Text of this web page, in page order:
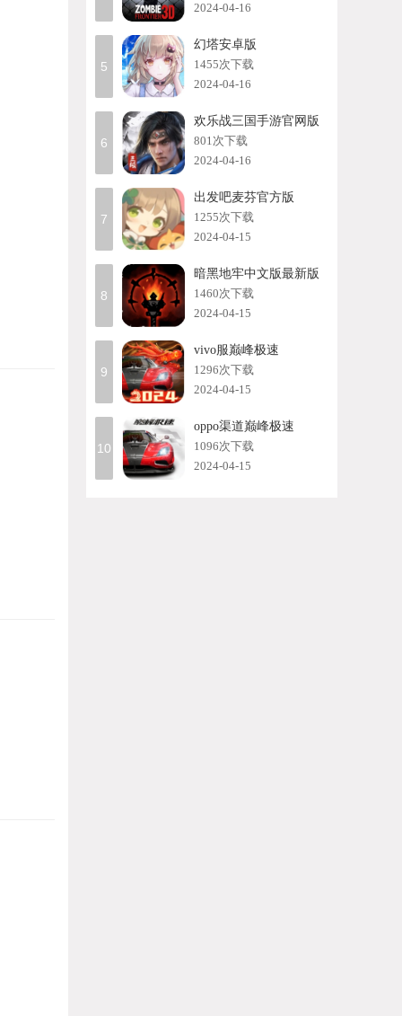
2024-04-16
5
幻塔安卓版
1455次下载
2024-04-16
6
欢乐战三国手游官网版
801次下载
2024-04-16
7
出发吧麦芬官方版
1255次下载
2024-04-15
8
暗黑地牢中文版最新版
1460次下载
2024-04-15
9
vivo服巅峰极速
1296次下载
2024-04-15
10
oppo渠道巅峰极速
1096次下载
2024-04-15